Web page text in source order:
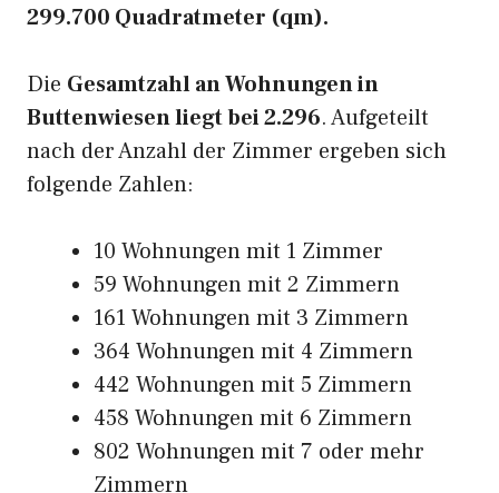
299.700 Quadratmeter (qm).
Die Gesamtzahl an Wohnungen in
Buttenwiesen liegt bei 2.296. Aufgeteilt
nach der Anzahl der Zimmer ergeben sich
folgende Zahlen:
10 Wohnungen mit 1 Zimmer
59 Wohnungen mit 2 Zimmern
161 Wohnungen mit 3 Zimmern
364 Wohnungen mit 4 Zimmern
442 Wohnungen mit 5 Zimmern
458 Wohnungen mit 6 Zimmern
802 Wohnungen mit 7 oder mehr
Zimmern